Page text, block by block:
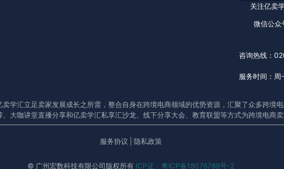
关注亿卖
微信公众
咨询热线：
服务时间：
学汇立足卖家发展成长之所需，整合自身在跨境电商领域的优势资源，汇聚了众多跨境
大咖讲堂直播分享和亿卖学汇私享汇沙龙、线下分享大会、教育联盟等方式为跨境电商
服务协议 隐私政策
© 广州宏数科技有限公司版权所有 ICP证：粤ICP备18076789号-2